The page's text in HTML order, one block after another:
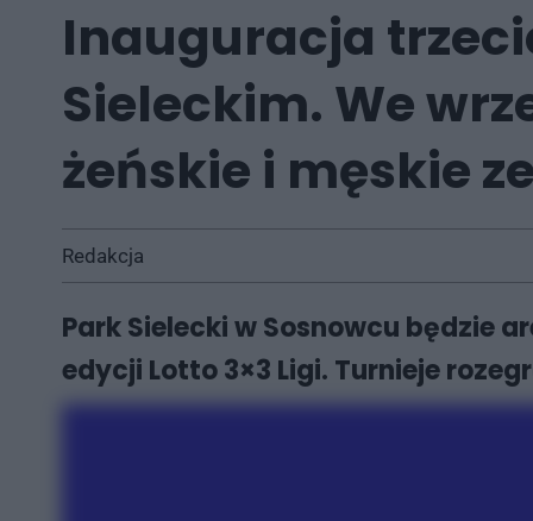
Inauguracja
Sieleckim. We
żeńskie i męskie
Redakcja
Park Sielecki w Sosnowcu będzie
edycji Lotto 3×3 Ligi. Turnieje